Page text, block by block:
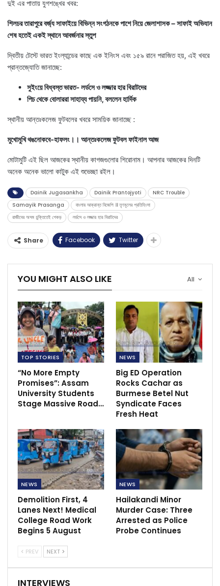
দুই এর পাতায় যুগশঙ্খের খবর:
শিলচর তারাপুরে বর্জ্য সাফাইয়ে বিভিন্ন সংগঠনকে পাশে নিয়ে জেলাশাসক – সাফাই অভিযান
শেষ হতেই একই স্থানে আবর্জনার স্তুপ
দ্বিতীয় টেস্টে ভারত ইংল্যান্ডের কাছে এক ইনিংস এবং ১৫৯ রানে পরাজিত হয়, এই খবরে
প্রান্তজ্যোতি জানাচ্ছে:
সুইংয়ে বিধ্বস্ত ভারত- লর্ডসে ও লজ্জার হার বিরাটদের
পিচ থেকে বোলাররা সাহায্য পায়নি, বললেন হার্দিক
স্থানীয় আন্তঃকলেজ ফুটবলের খবরে সাময়িক জানাচ্ছে :
মুখোমুখি থঙনোকবে-হাফলং।। আন্তঃকলেজ ফুটবল ফাইনাল আজ
মোটামুটি এই ছিল আজকের স্থানীয় কাগজগুলোর শিরোনাম। আপনার আজকের দিনটি
অনেক অনেক ভালো কাটুক এই শুভেচ্ছা রইল।
Dainik Jugasankha Dainik Prantojyoti
NRC Trouble
Samayik Prasanga
বাংলায় আক্রান্ত বিজেপি ।। তৃণমূলের প্রতিহিংসা
রাজীবের অসম চুক্তিতেই শেকড়
লর্ডসে ও লজ্জার হার বিরাটদের
Share Facebook Twitter
All
YOU MIGHT ALSO LIKE
TOP STORIES
“No More Empty
Promises”: Assam
University Students
Stage Massive Road…
NEWS
Big ED Operation
Rocks Cachar as
Burmese Betel Nut
Syndicate Faces
Fresh Heat
NEWS
Demolition First, 4
Lanes Next! Medical
College Road Work
Begins 5 August
NEWS
Hailakandi Minor
Murder Case: Three
Arrested as Police
Probe Continues
PREV NEXT
INTERVIEWS